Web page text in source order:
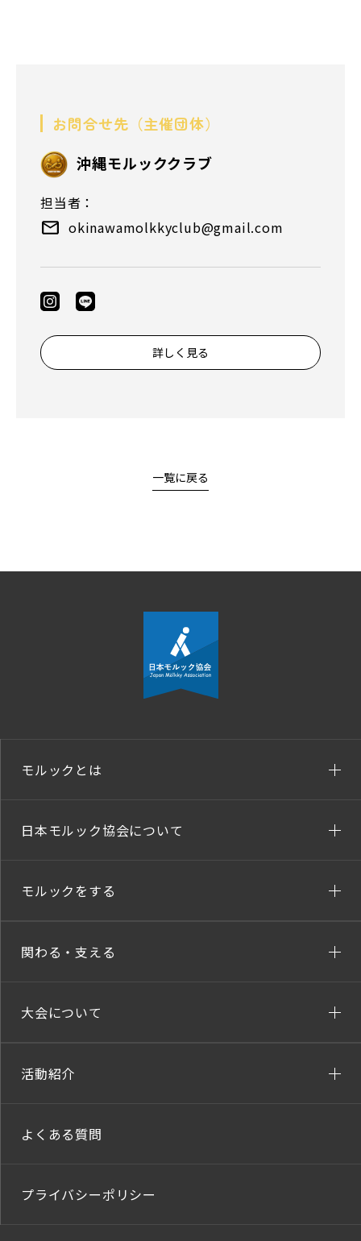
お問合せ先（主催団体）
沖縄モルッククラブ
担当者：
okinawamolkkyclub@gmail.com
詳しく見る
一覧に戻る
モルックとは
日本モルック協会について
モルックをする
関わる・支える
大会について
活動紹介
よくある質問
プライバシーポリシー